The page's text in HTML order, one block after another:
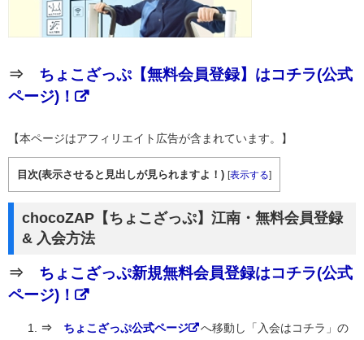
⇒ ちょこざっぷ【無料会員登録】はコチラ(公式
ページ)！
【本ページはアフィリエイト広告が含まれています。】
目次(表示させると見出しが見られますよ！) [表示する]
chocoZAP【ちょこざっぷ】江南・無料会員登録
& 入会方法
⇒ ちょこざっぷ新規無料会員登録はコチラ(公式
ページ)！
⇒ ちょこざっぷ公式ページ
へ移動し「入会はコチラ」の